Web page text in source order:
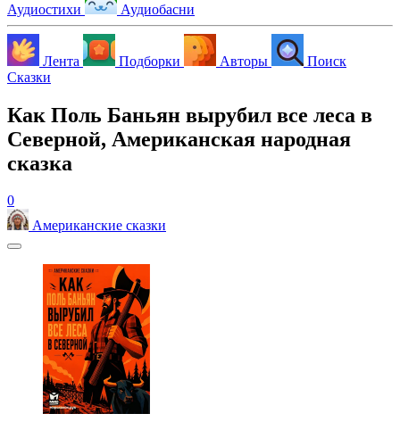
Аудиостихи Аудиобасни
Лента Подборки Авторы
Поиск
Сказки
Как Поль Баньян вырубил все леса в
Северной, Американская народная
сказка
0
Американские сказки